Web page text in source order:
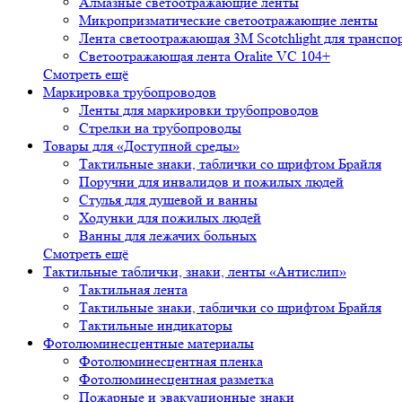
Микропризматические светоотражающие ленты
Лента светоотражающая 3М Scotchlight для
Светоотражающая лента Oralite VC 104+
Смотреть ещё
Маркировка трубопроводов
Ленты для маркировки трубопроводов
Стрелки на трубопроводы
Товары для «Доступной среды»
Тактильные знаки, таблички со шрифтом Брайля
Поручни для инвалидов и пожилых людей
Стулья для душевой и ванны
Ходунки для пожилых людей
Ванны для лежачих больных
Смотреть ещё
Тактильные таблички, знаки, ленты «Антислип»
Тактильная лента
Тактильные знаки, таблички со шрифтом Брайля
Тактильные индикаторы
Фотолюминесцентные материалы
Фотолюминесцентная пленка
Фотолюминесцентная разметка
Пожарные и эвакуационные знаки